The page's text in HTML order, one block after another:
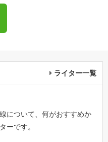
ライター一覧
について、何がおすすめか
ーです。